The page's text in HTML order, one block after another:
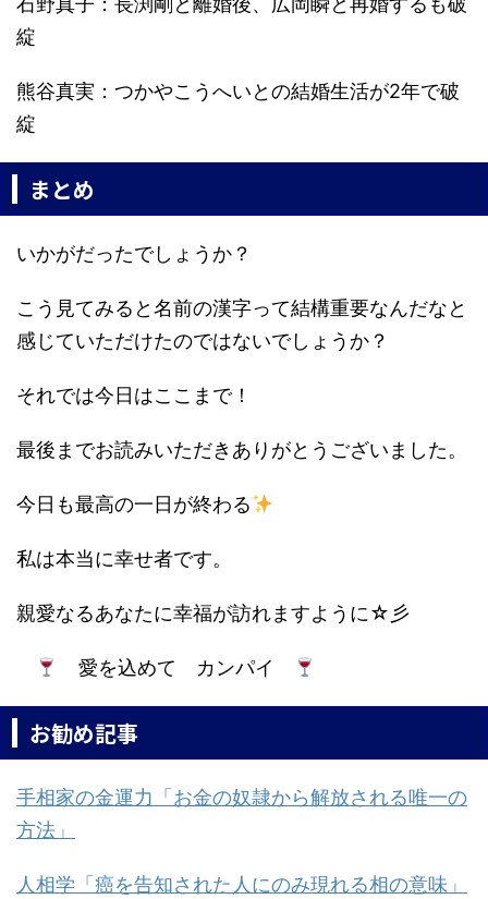
綻
熊谷真実：つかやこうへいとの結婚生活が2年で破
綻
まとめ
いかがだったでしょうか？
こう見てみると名前の漢字って結構重要なんだなと
感じていただけたのではないでしょうか？
それでは今日はここまで！
最後までお読みいただきありがとうございました。
今日も最高の一日が終わる
私は本当に幸せ者です。
親愛なるあなたに幸福が訪れますように☆彡
愛を込めて カンパイ
お勧め記事
手相家の金運力「お金の奴隷から解放される唯一の
方法」
人相学「癌を告知された人にのみ現れる相の意味」